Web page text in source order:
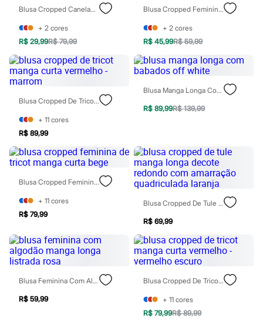
Botas
Pantufas
Rasteirinhas
Tênis
Diversão
Marcas
Fifteen
Miss Fifteen
Palomino
Moda íntima
Calcinhas
Cuecas
Meias
Pijamas
Moda praia
Biquínis e Maiôs
Blusas de proteção
Sungas
Bluey
Disney
Hello Kitty
Minecraft
Naruto
Patrulha Canina
Blusa Cropped Canelada Com Amarração Manga Curta Decote Redondo Bege
+ 2 cores
R$ 29,99R$ 79,99
Blusa Cropped Feminina De Algodão Ombro A Ombro Azul
+ 2 cores
R$ 45,99R$ 59,99
Blusa Cropped De Tricot Manga Curta Vermelho - Marrom
+ 11 cores
R$ 89,99
Blusa Manga Longa Com Babados Off White
R$ 89,99R$ 139,99
Blusa Cropped Feminina De Tricot Manga Curta Bege
+ 11 cores
R$ 79,99
Blusa Cropped De Tule Manga Longa Decote Redondo Com Amarração Quadriculada Laranja
R$ 69,99
Blusa Feminina Com Algodão Manga Longa Listrada Rosa
R$ 59,99
Blusa Cropped De Tricot Manga Curta Vermelho - Vermelho Escuro
+ 11 cores
R$ 79,99R$ 89,99